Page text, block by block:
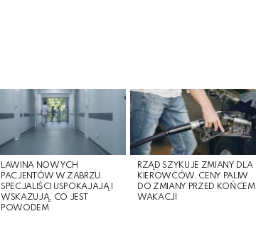
LAWINA NOWYCH
PACJENTÓW W ZABRZU.
SPECJALIŚCI USPOKAJAJĄ I
WSKAZUJĄ, CO JEST
POWODEM
RZĄD SZYKUJE ZMIANY DLA
KIEROWCÓW. CENY PALIW
DO ZMIANY PRZED KOŃCEM
WAKACJI